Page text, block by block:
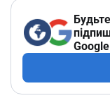
Google